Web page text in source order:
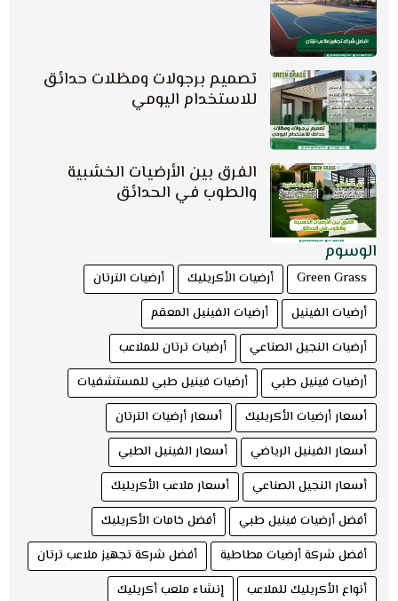
تصميم برجولات ومظلات حدائق
للاستخدام اليومي
الفرق بين الأرضيات الخشبية
والطوب في الحدائق
الوسوم
Green Grass أرضيات الأكريليك
أرضيات الترتان
أرضيات الفينيل
أرضيات الفينيل المعقم
أرضيات النجيل الصناعي
أرضيات ترتان للملاعب
أرضيات فينيل طبي
أرضيات فينيل طبي للمستشفيات
أسعار أرضيات الأكريليك
أسعار أرضيات الترتان
أسعار الفينيل الرياضي
أسعار الفينيل الطبي
أسعار النجيل الصناعي
أسعار ملاعب الأكريليك
أفضل أرضيات فينيل طبي
أفضل خامات الأكريليك
أفضل شركة أرضيات مطاطية
أفضل شركة تجهيز ملاعب ترتان
أنواع الأكريليك للملاعب
إنشاء ملعب أكريليك